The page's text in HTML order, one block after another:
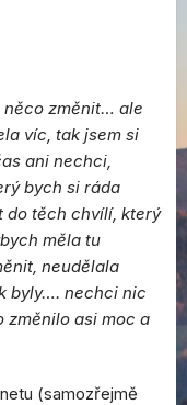
něco změnit… ale
víc, tak jsem si
ani nechci,
bych si ráda
do těch chvílí, který
měla tu
neudělala
byly…. nechci nic
změnilo asi moc a
(samozřejmě